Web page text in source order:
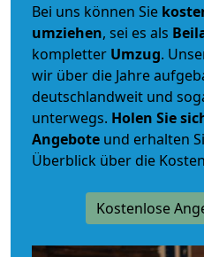
Bei uns können Sie
umziehen, sei es als
kompletter Umzug.
wir über die Jahre
deutschlandweit und
unterwegs. Holen Sie
Angebote und erhalten
Überblick über die
Kostenlose